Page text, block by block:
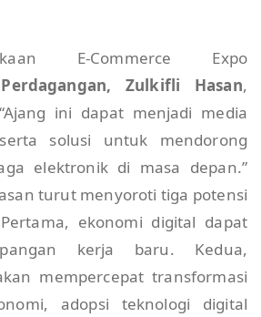
E-Commerce Expo
Zulkifli Hasan,
ini dapat menjadi media
solusi untuk mendorong
elektronik di masa depan.”
turut menyoroti tiga potensi
ekonomi digital dapat
kerja baru. Kedua,
mempercepat transformasi
adopsi teknologi digital